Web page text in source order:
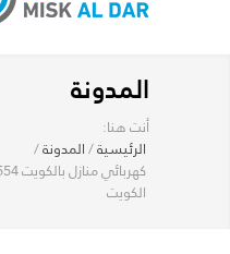
المدونة
أنت هنا:
الرئيسية/المدونة/
الكويت